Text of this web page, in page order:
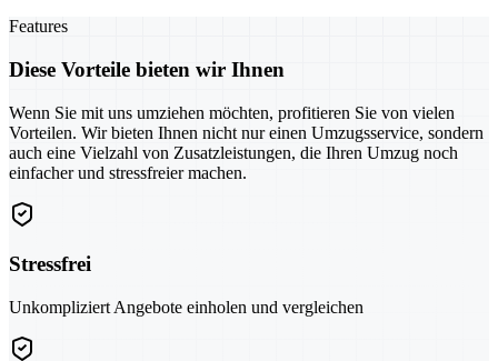
Features
Diese Vorteile bieten wir Ihnen
Wenn Sie mit uns umziehen möchten, profitieren Sie von vielen
Vorteilen. Wir bieten Ihnen nicht nur einen Umzugsservice, sondern
auch eine Vielzahl von Zusatzleistungen, die Ihren Umzug noch
einfacher und stressfreier machen.
Stressfrei
Unkompliziert Angebote einholen und vergleichen